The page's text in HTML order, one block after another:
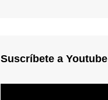
Suscríbete a Youtube